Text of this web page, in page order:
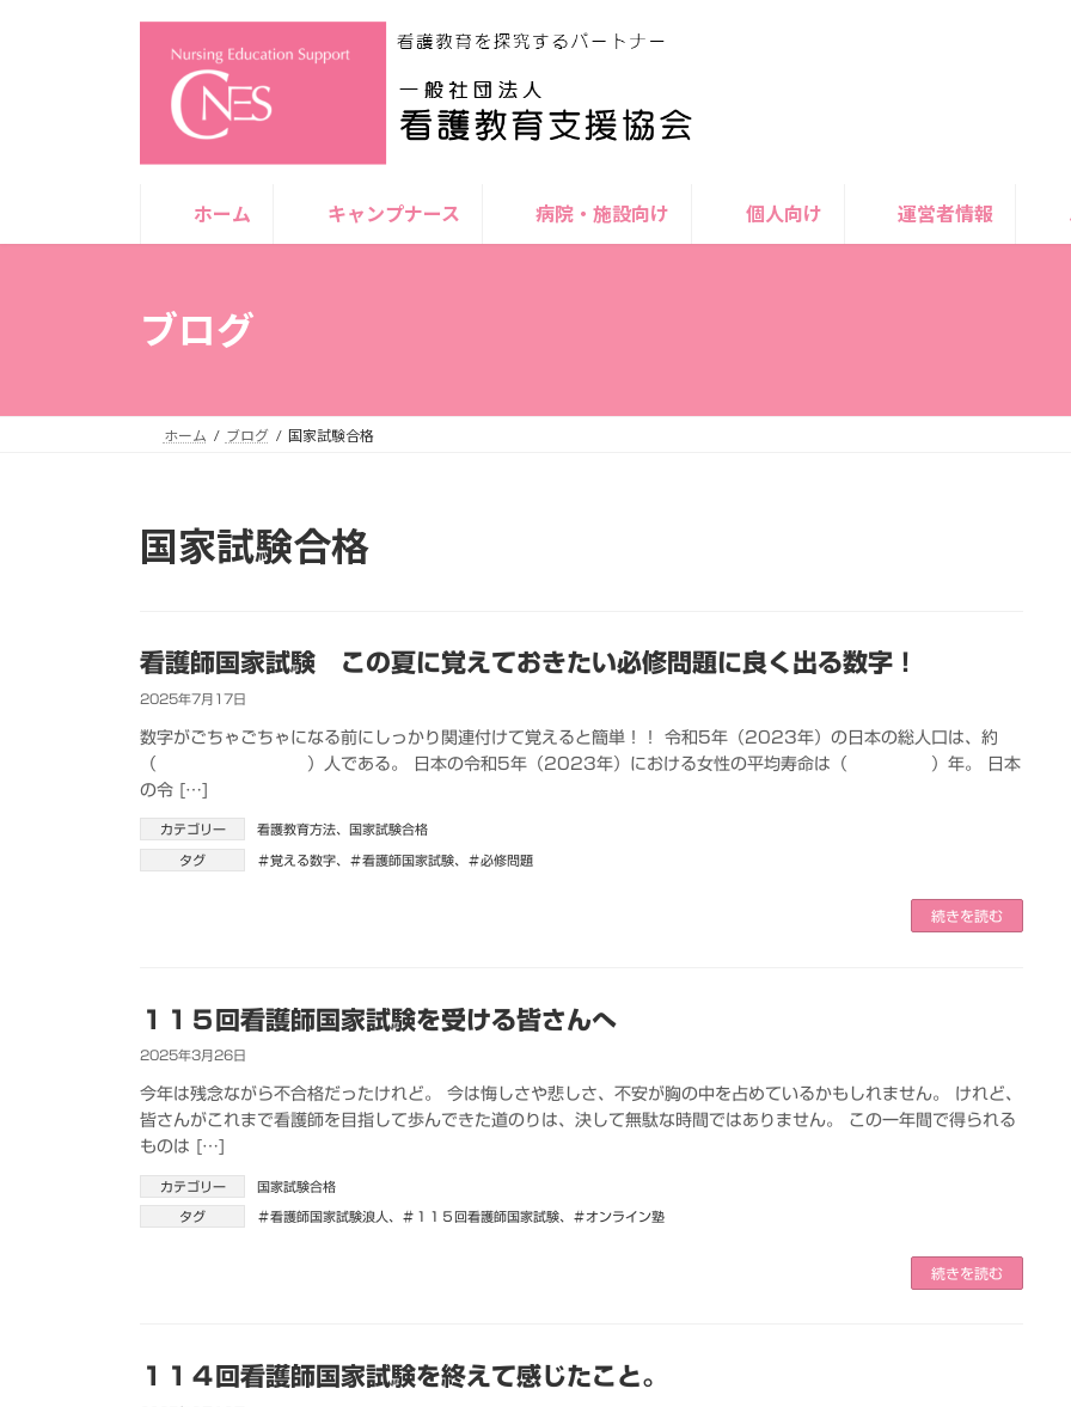
ッ
移
ホーム キャンプナース 病院・施設向け 個人向け 運営者情報
ブログ
ホーム ブログ 国家試験合格
国家試験合格
看護師国家試験 この夏に覚えておきたい必修問題に良く出る数字！
2025年7月17日
数字がごちゃごちゃになる前にしっかり関連付けて覚えると簡単！！ 令和5年（2023年）の日本の総人口は、約
（ ）人である。 日本の令和5年（2023年）における女性の平均寿命は（ ）年。 日本
の令 […]
カテゴリー 看護教育方法、 国家試験合格
タグ ＃覚える数字 ＃看護師国家試験 ＃必修問題
続きを読む
１１５回看護師国家試験を受ける皆さんへ
2025年3月26日
今年は残念ながら不合格だったけれど。 今は悔しさや悲しさ、不安が胸の中を占めているかもしれません。 けれど、
皆さんがこれまで看護師を目指して歩んできた道のりは、決して無駄な時間ではありません。 この一年間で得られる
ものは […]
カテゴリー 国家試験合格
タグ ＃看護師国家試験浪人 ＃１１５回看護師国家試験 ＃オンライン塾
続きを読む
１１４回看護師国家試験を終えて感じたこと。